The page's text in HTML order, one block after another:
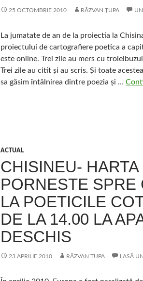
25 OCTOMBRIE 2010 RĂZVAN ȚUPA
La jumatate de an de la proiectia la
proiectului de cartografiere poetica a
este online. Trei zile au mers cu
Trei zile au citit și au scris. Și toate
sa găsim întâlnirea dintre poezia și …
ACTUAL
CHISINEU-
PORNESTE SPRE
LA POETICILE
DE LA 14.00 LA
DESCHIS
23 APRILIE 2010 RĂZVAN ȚUPA LASĂ